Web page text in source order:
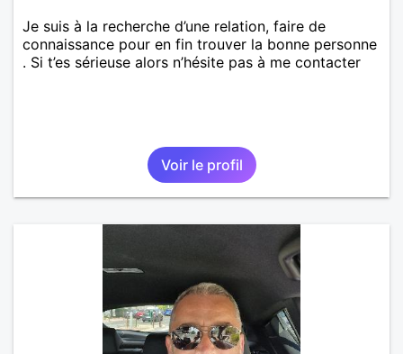
Je suis à la recherche d’une relation, faire de
connaissance pour en fin trouver la bonne personne
. Si t’es sérieuse alors n’hésite pas à me contacter
Voir le profil